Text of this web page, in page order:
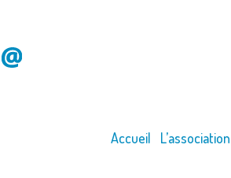
Accueil L’association